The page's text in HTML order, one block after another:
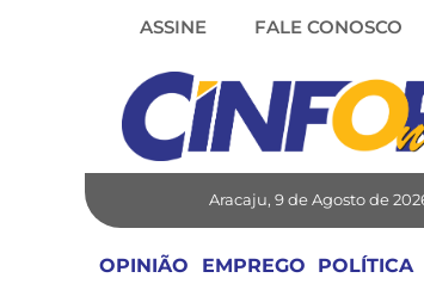
ASSINE FALE CONOSCO
Aracaju, 9 de Agosto de
OPINIÃO EMPREGO POLÍTICA